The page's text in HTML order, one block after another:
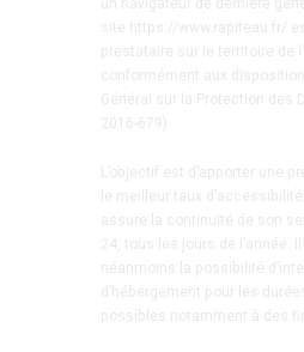
site https://www.rapiteau.fr/
prestataire sur le territoire de
conformément aux
Général sur la Protection des
2016-679)
L’objectif est d’apporter une
le meilleur taux
assure la continuité de son
24, tous les jours de l’année.
néanmoins la possibilité
d’hébergement pour les
possibles notamment à des